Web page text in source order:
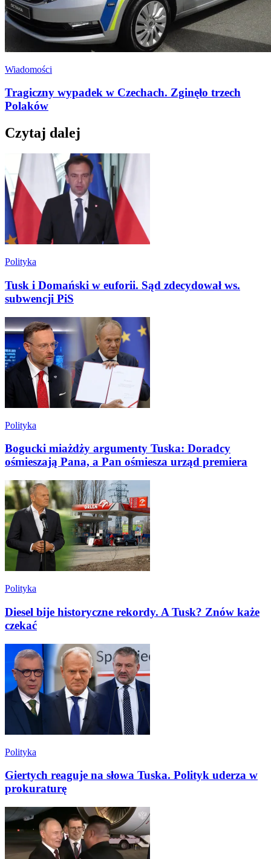
Wiadomości
Tragiczny wypadek w Czechach. Zginęło trzech
Polaków
Czytaj dalej
Polityka
Tusk i Domański w euforii. Sąd zdecydował ws.
subwencji PiS
Polityka
Bogucki miażdży argumenty Tuska: Doradcy
ośmieszają Pana, a Pan ośmiesza urząd premiera
Polityka
Diesel bije historyczne rekordy. A Tusk? Znów każe
czekać
Polityka
Giertych reaguje na słowa Tuska. Polityk uderza w
prokuraturę